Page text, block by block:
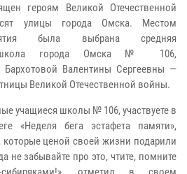
героям Великой Отечественной
улицы города Омска. Местом
была выбрана средняя
школа города Омска № 106,
Бархотовой Валентины Сергеевны —
Великой Отечественной войны.
учащиеся школы № 106, участвуете в
«Неделя бега эстафета памяти»,
ценой своей жизни подарили
не забывайте про это, чтите, помните